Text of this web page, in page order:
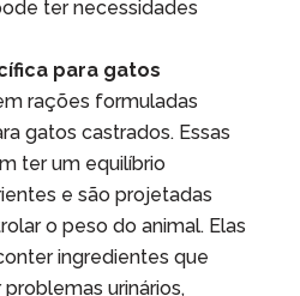
ter necessidades
para gatos
rações formuladas
gatos castrados. Essas
ter um equilíbrio
e são projetadas
o peso do animal. Elas
ingredientes que
urinários,